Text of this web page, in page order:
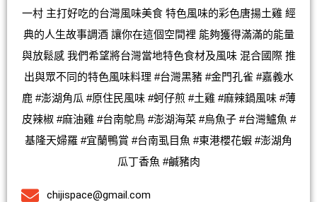
一村 主打好吃的台灣風味美食 特色風味的彩色唐揚土雞 經
典的人生故事調酒 讓你在這個空間裡 能夠獲得滿滿的能量
與放鬆感 我們希望將台灣當地特色食材及風味 混合國際 推
出與眾不同的特色風味料理 #台灣黑豬 #金門孔雀 #嘉義水
鹿 #澎湖角瓜 #原住民風味 #蚵仔煎 #土雞 #麻辣鍋風味 #薄
皮辣椒 #麻油雞 #台南鴕鳥 #澎湖海菜 #烏魚子 #台灣鱸魚 #
基隆天婦羅 #宜蘭鴨賞 #台南虱目魚 #東港櫻花蝦 #澎湖角
瓜丁香魚 #鹹豬肉
chijispace@gmail.com